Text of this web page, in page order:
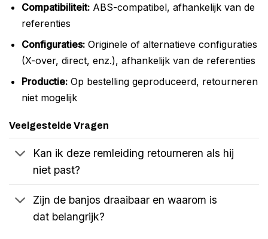
Compatibiliteit:ABS-compatibel, afhankelijk van de
referenties
Configuraties:Originele of alternatieve configuraties
(X-over, direct, enz.), afhankelijk van de referenties
Productie:Op bestelling geproduceerd, retourneren
niet mogelijk
Veelgestelde Vragen
Kan ik deze remleiding retourneren als hij
niet past?
Zijn de banjos draaibaar en waarom is
dat belangrijk?